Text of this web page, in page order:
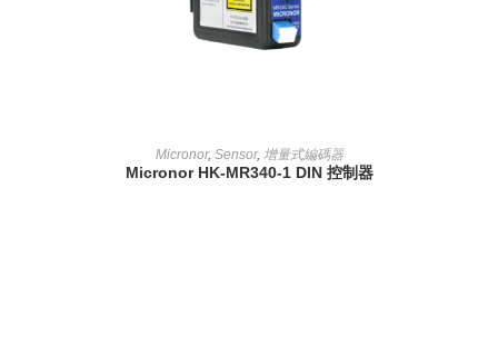
READ MORE
Micronor, Sensor, 增量式編碼器
Micronor HK-MR340-1 DIN 控制器